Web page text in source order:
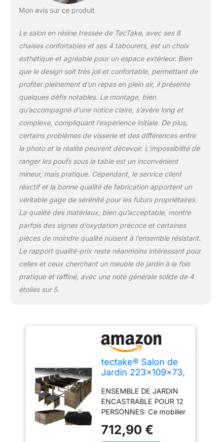
table lors du remisage,
réduisant
l'encombrement au
rangement. Ce
rangement malin libère
de l'espace dans votre
garage ou abri de jardin.
CONFORT OPTIMISÉ
AVEC COUSSINS
INCLUS: Les 12 coussins
en polyester de 5 cm
d'épaisseur offrent un
confort généreux pour
détente. Chaises et
tabourets sont dotés de
surfaces d'assise
généreuses pour votre
PROTECTION ET
PLAQUES DE VERRE
INCLUSES: La housse
protège votre ensemble
contre les intempéries et
la poussière entre les
complète avec manuel
de montage illustré.
Mon avis sur ce produit
Le salon en résine tressée de TecTake, avec ses 8
chaises confortables et ses 4 tabourets, est un choix
esthétique et agréable pour un espace extérieur. Bien
que le design soit très joli et confortable, permettant de
profiter pleinement d’un repas en plein air, il présente
quelques défis notables. Le montage, bien
qu’accompagné d’une notice claire, s’avère long et
complexe, compliquant l’expérience initiale. De plus,
certains problèmes de visserie et des différences entre
la photo et la réalité peuvent décevoir. L’impossibilité de
ranger les poufs sous la table est un inconvénient
mineur, mais pratique. Cependant, le service client
réactif et la bonne qualité de fabrication apportent un
véritable gage de sérénité pour les futurs propriétaires.
La qualité des matériaux, bien qu’acceptable, montre
parfois des signes d’oxydation précoce et certaines
pièces de moindre qualité nuisent à l’ensemble résistant.
Le rapport qualité-prix reste néanmoins intéressant pour
celles et ceux cherchant un meuble de jardin à la fois
pratique et raffiné, avec une note générale solide de 4
étoiles sur 5.
tectake® Salon de
Jardin 223x109x73,
Places, résine
tressée
ENSEMBLE DE JARDIN
ENCASTRABLE POUR 12
PERSONNES: Ce mobilier
accueille
712,90 €